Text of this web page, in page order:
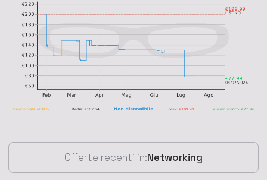
Offerte recenti in:Networking